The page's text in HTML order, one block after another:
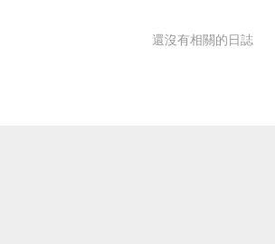
還沒有相關的日誌